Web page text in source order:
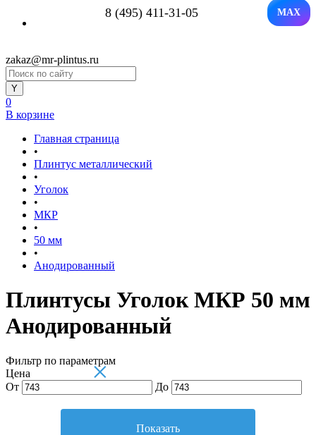
8 (495) 411-31-05 MAX
zakaz@mr-plintus.ru
0
В корзине
Главная страница
•
Плинтус металлический
•
Уголок
•
МКР
•
50 мм
•
Анодированный
Плинтусы Уголок МКР 50 мм
Анодированный
Фильтр по параметрам
×
Цена
От
До
Показать